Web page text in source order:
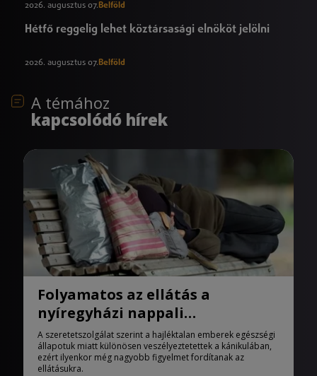
2026. augusztus 07.Belföld
Hétfő reggelig lehet köztársasági elnököt jelölni
2026. augusztus 07.Belföld
A témához
kapcsolódó hírek
Folyamatos az ellátás a
nyíregyházi nappali
melegedőben
A szeretetszolgálat szerint a hajléktalan emberek egészségi
állapotuk miatt különösen veszélyeztetettek a kánikulában,
ezért ilyenkor még nagyobb figyelmet fordítanak az
ellátásukra.